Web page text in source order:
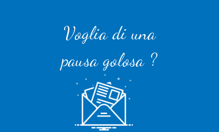
Voglia di una
pausa golosa ?